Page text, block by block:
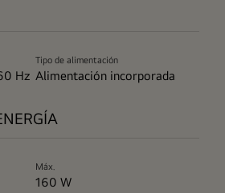
Hz
Tipo de alimentación
Alimentación incorporada
Máx.
160 W